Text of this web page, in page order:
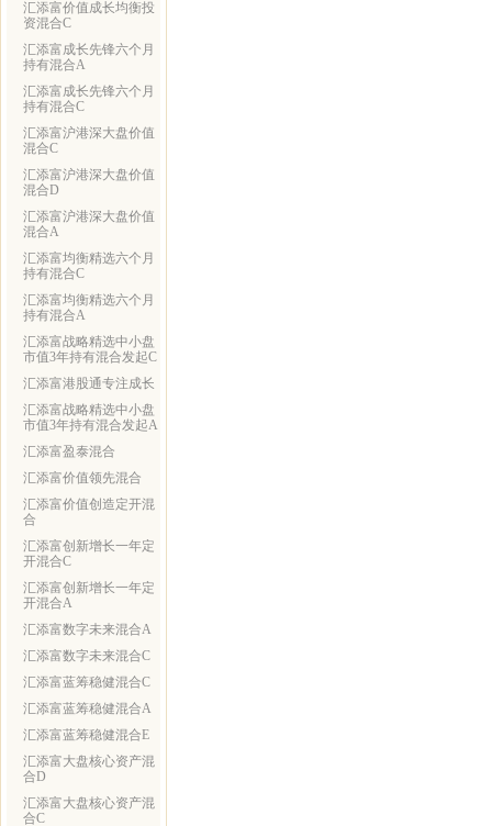
汇添富价值成长均衡投
资混合C
汇添富成长先锋六个月
持有混合A
汇添富成长先锋六个月
持有混合C
汇添富沪港深大盘价值
混合C
汇添富沪港深大盘价值
混合D
汇添富沪港深大盘价值
混合A
汇添富均衡精选六个月
持有混合C
汇添富均衡精选六个月
持有混合A
汇添富战略精选中小盘
市值3年持有混合发起C
汇添富港股通专注成长
汇添富战略精选中小盘
市值3年持有混合发起A
汇添富盈泰混合
汇添富价值领先混合
汇添富价值创造定开混
合
汇添富创新增长一年定
开混合C
汇添富创新增长一年定
开混合A
汇添富数字未来混合A
汇添富数字未来混合C
汇添富蓝筹稳健混合C
汇添富蓝筹稳健混合A
汇添富蓝筹稳健混合E
汇添富大盘核心资产混
合D
汇添富大盘核心资产混
合C